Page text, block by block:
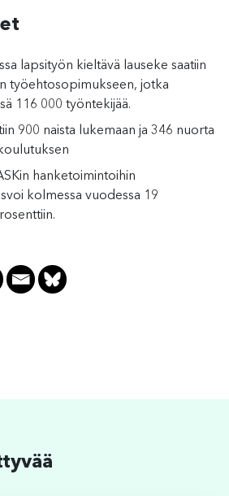
lapsityön kieltävä lauseke saatiin
työehtosopimukseen, jotka
116 000 työntekijää.
900 naista lukemaan ja 346 nuorta
hanketoimintoihin
kolmessa vuodessa 19